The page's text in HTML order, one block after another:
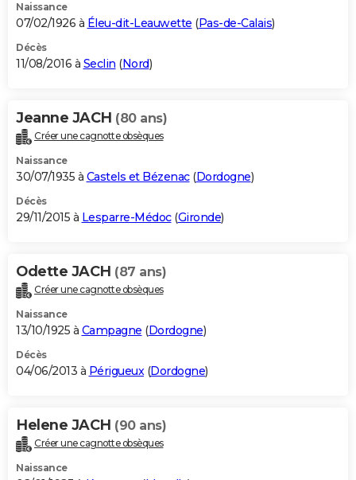
Naissance
07/02/1926 à Éleu-dit-Leauwette (Pas-de-Calais)
Décès
11/08/2016 à Seclin (Nord)
Jeanne JACH (80 ans)
Créer une cagnotte obsèques
Naissance
30/07/1935 à Castels et Bézenac(Dordogne)
Décès
29/11/2015 à Lesparre-Médoc(Gironde)
Odette JACH (87 ans)
Créer une cagnotte obsèques
Naissance
13/10/1925 à Campagne (Dordogne)
Décès
04/06/2013 à Périgueux(Dordogne)
Helene JACH (90 ans)
Créer une cagnotte obsèques
Naissance